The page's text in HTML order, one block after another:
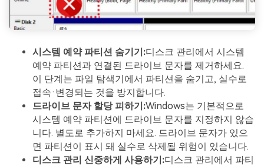
시스템 예약 파티션 숨기기:디스크 관리에서 시스템
예약 파티션과 연결된 드라이브 문자를 제거하세요.
이 단계는 파일 탐색기에서 파티션을 숨기고, 실수로
접속·변경되는 것을 방지합니다.
드라이브 문자 할당 피하기:Windows는 기본적으로
시스템 예약 파티션에 드라이브 문자를 지정하지 않습
니다. 별도로 추가하지 마세요. 드라이브 문자가 있으
면 파티션이 표시 돼 실수로 삭제될 위험이 있습니다.
디스크 관리 신중하게 사용하기:디스크 관리에서 파티